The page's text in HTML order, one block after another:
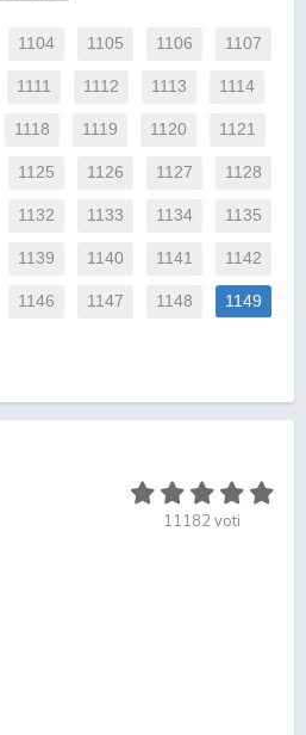
1104 1105 1106 1107
1111 1112 1113 1114
1118 1119 1120 1121
1125 1126 1127 1128
1132 1133 1134 1135
1139 1140 1141 1142
1146 1147 1148 1149
11182voti